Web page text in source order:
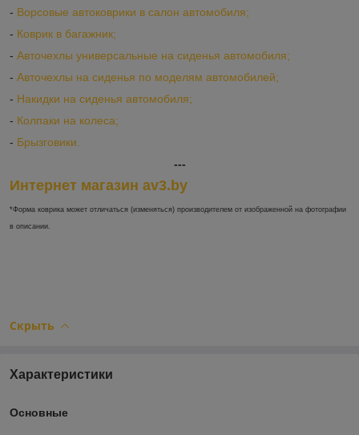
- Ворсовые автоковрики в салон автомобиля;
- Коврик в багажник;
- Авточехлы универсальные на сиденья автомобиля;
- Авточехлы на сиденья по моделям автомобилей;
- Накидки на сиденья автомобиля;
- Колпаки на колеса;
- Брызговики.
---
Интернет магазин av3.by
*Форма коврика может отличаться (изменяться) производителем от изображенной на фотографии
в описании.
Скрыть
Характеристики
Основные